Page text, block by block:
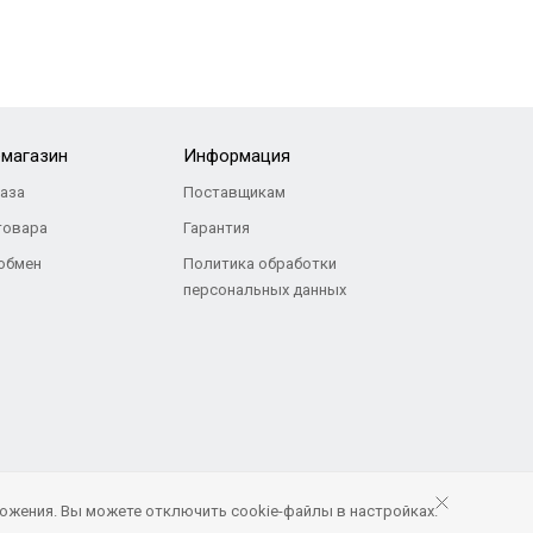
Информация
Поставщикам
Гарантия
Политика обработки
персональных данных
Продвижение и сопровождение
Вы можете отключить cookie-файлы в настройках.